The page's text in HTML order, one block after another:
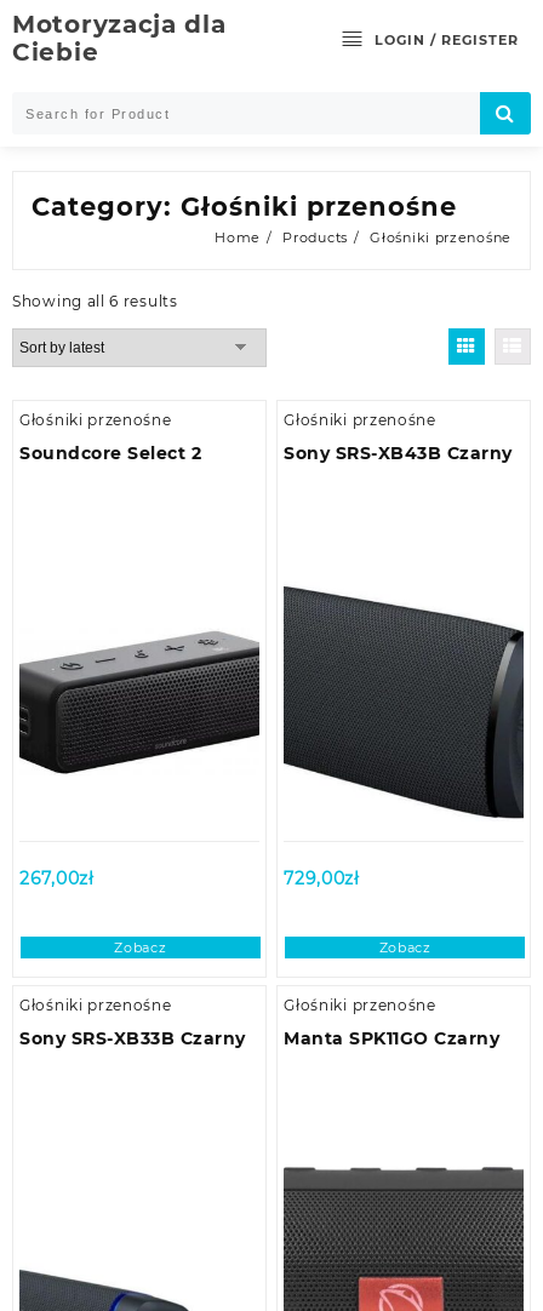
Skip
to
content
Motoryzacja dla
Ciebie
LOGIN / REGISTER
Category: Głośniki przenośne
Home Products Głośniki przenośne
Showing all 6 results
Głośniki przenośne
Soundcore Select 2
267,00zł
Zobacz
Głośniki przenośne
Sony SRS-XB43B Czarny
729,00zł
Zobacz
Głośniki przenośne
Sony SRS-XB33B Czarny
Głośniki przenośne
Manta SPK11GO Czarny